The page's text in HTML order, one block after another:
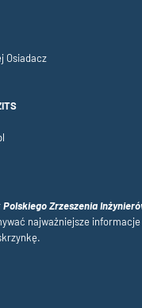
Osiadacz
Polskiego Zrzeszenia
najważniejsze